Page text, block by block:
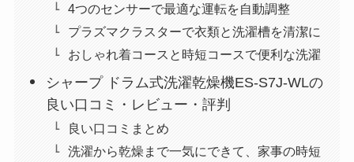
4つのセンサーで最適な運転を自動調整
プラズマクラスターで衣類と洗濯槽を清潔に
おしゃれ着コースと時短コースで便利な洗濯
シャープ ドラム式洗濯乾燥機ES-S7J-WLの
良い口コミ・レビュー・評判
良い口コミまとめ
洗濯から乾燥まで一気にできて、家事の時短